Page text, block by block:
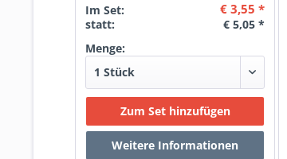
Im Set: € 3,55 *
statt:
€ 5,05 *
Menge: